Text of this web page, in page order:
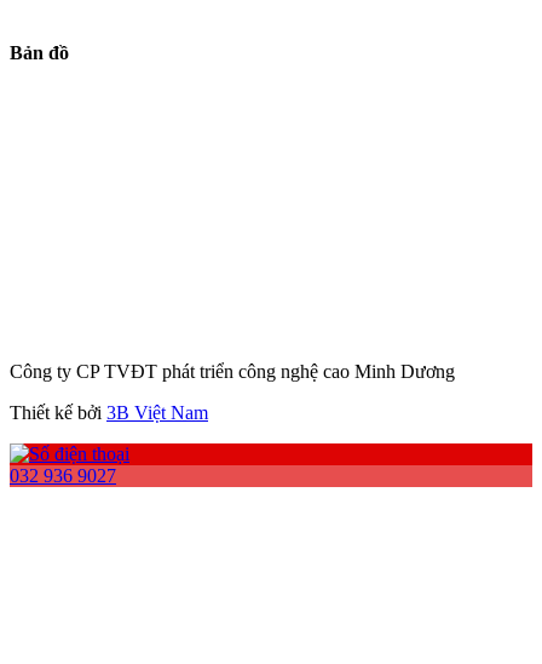
Bản đồ
Công ty CP TVĐT phát triển công nghệ cao Minh Dương
Thiết kế bởi 3B Việt Nam
032 936 9027